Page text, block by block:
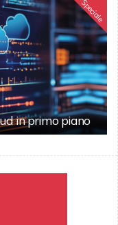
Speciale
in primo piano